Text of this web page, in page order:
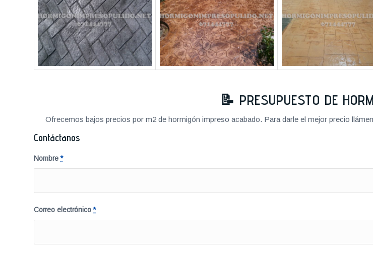
📝 PRESUPUESTO DE
Ofrecemos bajos precios por m2 de hormigón impreso acabado. Para darle el mejor precio
Contáctanos
Nombre*
Correo electrónico*